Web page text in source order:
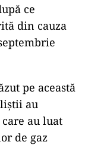
ce
din cauza
pe această
au
au luat
de gaz